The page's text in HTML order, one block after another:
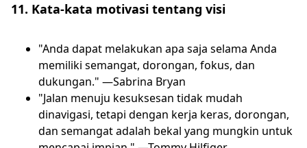
11. Kata-kata motivasi tentang visi
"Anda dapat melakukan apa saja selama Anda
memiliki semangat, dorongan, fokus, dan
dukungan." —Sabrina Bryan
"Jalan menuju kesuksesan tidak mudah
dinavigasi, tetapi dengan kerja keras, dorongan,
dan semangat adalah bekal yang mungkin untuk